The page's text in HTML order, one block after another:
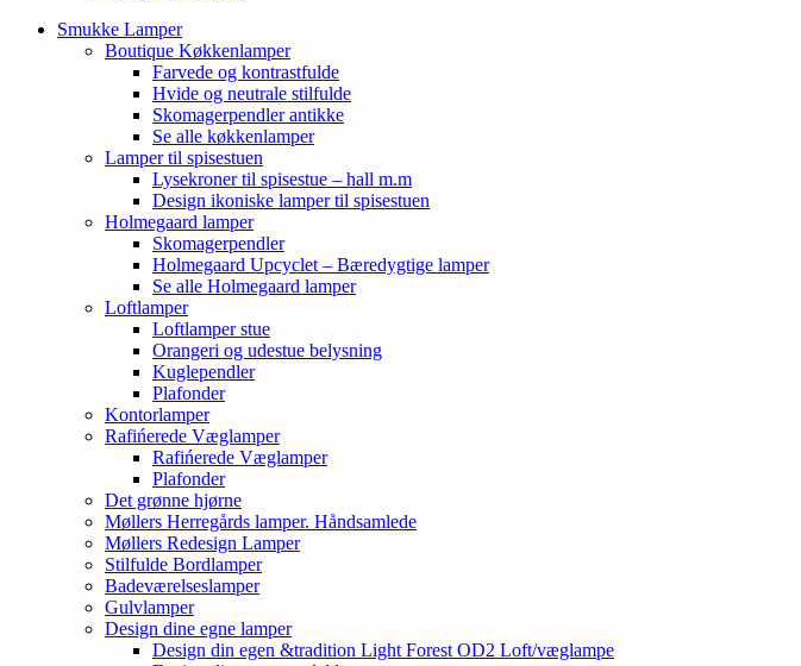
Smukke Lamper
Boutique Køkkenlamper
Farvede og kontrastfulde
Hvide og neutrale stilfulde
Skomagerpendler antikke
Se alle køkkenlamper
Lamper til spisestuen
Lysekroner til spisestue – hall m.m
Design ikoniske lamper til spisestuen
Holmegaard lamper
Skomagerpendler
Holmegaard Upcyclet – Bæredygtige lamper
Se alle Holmegaard lamper
Loftlamper
Loftlamper stue
Orangeri og udestue belysning
Kuglependler
Plafonder
Kontorlamper
Rafińerede Væglamper
Rafińerede Væglamper
Plafonder
Det grønne hjørne
Møllers Herregårds lamper. Håndsamlede
Møllers Redesign Lamper
Stilfulde Bordlamper
Badeværelseslamper
Gulvlamper
Design dine egne lamper
Design din egen &tradition Light Forest OD2 Loft/væglampe